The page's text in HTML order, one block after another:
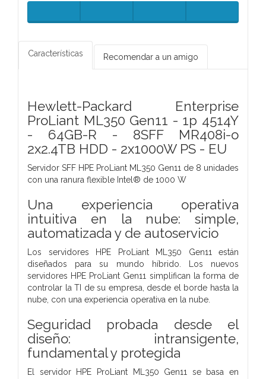
Características Recomendar a un amigo
Hewlett-Packard Enterprise
ProLiant ML350 Gen11 - 1p 4514Y
- 64GB-R - 8SFF MR408i-o
2x2.4TB HDD - 2x1000W PS - EU
Servidor SFF HPE ProLiant ML350 Gen11 de 8 unidades
con una ranura flexible Intel® de 1000 W
Una experiencia operativa
intuitiva en la nube: simple,
automatizada y de autoservicio
Los servidores HPE ProLiant ML350 Gen11 están
diseñados para su mundo híbrido. Los nuevos
servidores HPE ProLiant Gen11 simplifican la forma de
controlar la TI de su empresa, desde el borde hasta la
nube, con una experiencia operativa en la nube.
Seguridad probada desde el
diseño: intransigente,
fundamental y protegida
El servidor HPE ProLiant ML350 Gen11 se basa en